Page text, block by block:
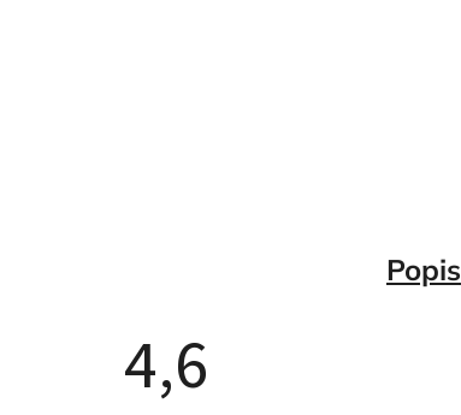
Popis
4,6